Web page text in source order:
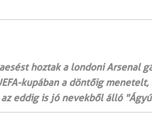
hoztak a londoni Arsenal
kupában a döntőig menetelt,
eddig is jó nevekből álló